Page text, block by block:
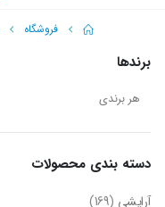
فروشگاه
برندها
دسته‌ بندی محصولات
آرایشی (169)